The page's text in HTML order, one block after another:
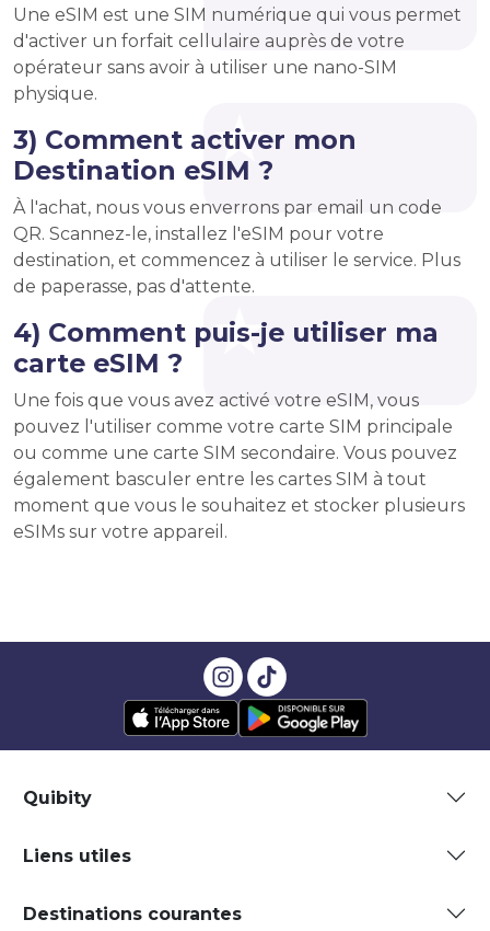
Une eSIM est une SIM numérique qui vous permet
d'activer un forfait cellulaire auprès de votre
opérateur sans avoir à utiliser une nano-SIM
physique.
3) Comment activer mon
Destination eSIM ?
À l'achat, nous vous enverrons par email un code
QR. Scannez-le, installez l'eSIM pour votre
destination, et commencez à utiliser le service. Plus
de paperasse, pas d'attente.
4) Comment puis-je utiliser ma
carte eSIM ?
Une fois que vous avez activé votre eSIM, vous
pouvez l'utiliser comme votre carte SIM principale
ou comme une carte SIM secondaire. Vous pouvez
également basculer entre les cartes SIM à tout
moment que vous le souhaitez et stocker plusieurs
eSIMs sur votre appareil.
Quibity
Liens utiles
Destinations courantes